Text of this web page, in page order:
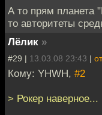
А то прям планета
то авторитеты
Лёлик »
#29 | 13.03.08 23:43 |
Кому: YHWH, #2
> Рокер наверное...